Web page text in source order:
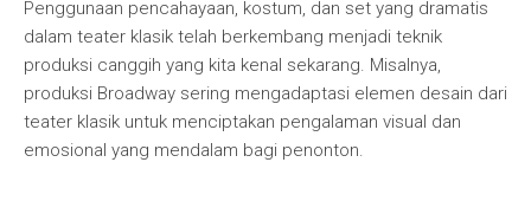
Penggunaan pencahayaan, kostum, dan set yang dramatis
dalam teater klasik telah berkembang menjadi teknik
produksi canggih yang kita kenal sekarang. Misalnya,
produksi Broadway sering mengadaptasi elemen desain dari
teater klasik untuk menciptakan pengalaman visual dan
emosional yang mendalam bagi penonton.